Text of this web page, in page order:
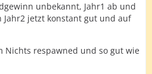
unbekannt, Jahr1 ab und
jetzt konstant gut und auf
Nichts respawned und so gut wie